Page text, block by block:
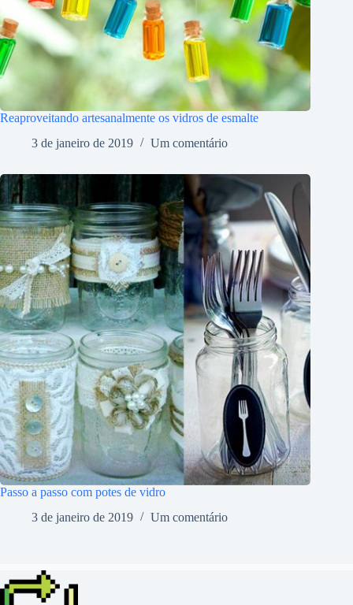
Reaproveitando artesanalmente os vidros de esmalte
3 de janeiro de 2019
Um comentário
Passo a passo com potes de vidro
3 de janeiro de 2019
Um comentário